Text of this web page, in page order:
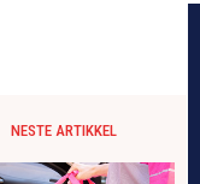
NESTE ARTIKKEL